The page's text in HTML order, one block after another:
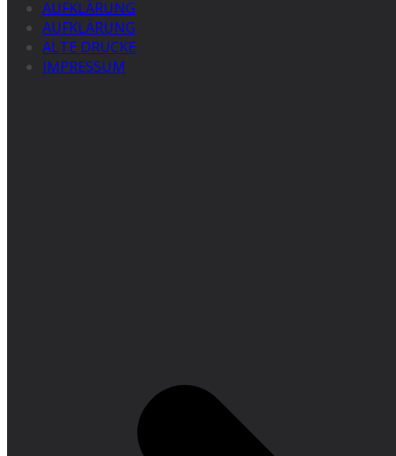
AUFKLÄRUNG
AUFKLÄRUNG
ALTE DRUCKE
IMPRESSUM